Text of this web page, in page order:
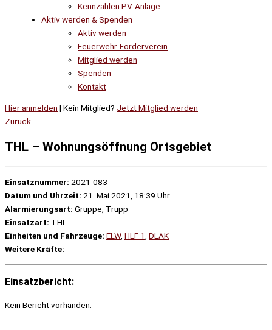
Kennzahlen PV-Anlage
Aktiv werden & Spenden
Aktiv werden
Feuerwehr-Förderverein
Mitglied werden
Spenden
Kontakt
Hier anmelden | Kein Mitglied? Jetzt Mitglied werden
Zurück
THL – Wohnungsöffnung Ortsgebiet
Einsatznummer: 2021-083
Datum und Uhrzeit: 21. Mai 2021, 18:39 Uhr
Alarmierungsart: Gruppe, Trupp
Einsatzart: THL
Einheiten und Fahrzeuge: ELW, HLF 1 DLAK
Weitere Kräfte:
Einsatzbericht:
Kein Bericht vorhanden.